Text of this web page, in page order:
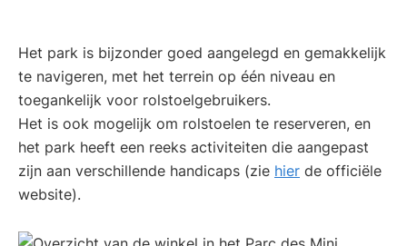
Het park is bijzonder goed aangelegd en gemakkelijk
te navigeren, met het terrein op één niveau en
toegankelijk voor rolstoelgebruikers.
Het is ook mogelijk om rolstoelen te reserveren, en
het park heeft een reeks activiteiten die aangepast
zijn aan verschillende handicaps (zie hier de officiële
website).